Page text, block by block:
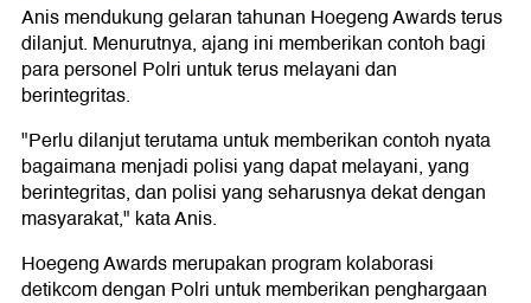
Anis mendukung gelaran tahunan Hoegeng Awards terus
dilanjut. Menurutnya, ajang ini memberikan contoh bagi
para personel Polri untuk terus melayani dan
berintegritas.
"Perlu dilanjut terutama untuk memberikan contoh nyata
bagaimana menjadi polisi yang dapat melayani, yang
berintegritas, dan polisi yang seharusnya dekat dengan
masyarakat," kata Anis.
Hoegeng Awards merupakan program kolaborasi
detikcom dengan Polri untuk memberikan penghargaan